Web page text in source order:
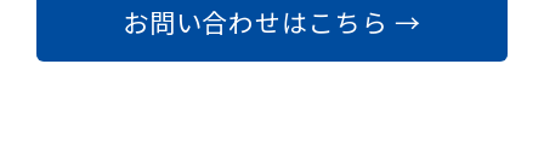
お問い合わせはこちら →